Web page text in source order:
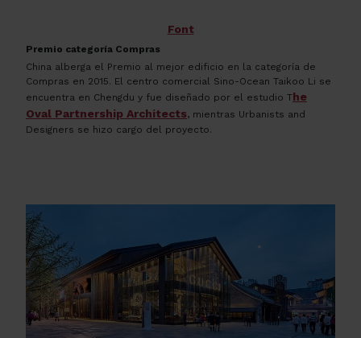
Font
Premio categoría Compras
China alberga el Premio al mejor edificio en la categoría de
Compras en 2015. El centro comercial Sino-Ocean Taikoo Li se
encuentra en Chengdu y fue diseñado por el estudio The
Oval Partnership Architects, mientras Urbanists and
Designers se hizo cargo del proyecto.